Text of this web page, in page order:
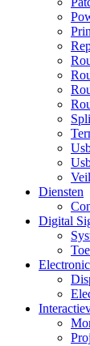
Diensten
Digital